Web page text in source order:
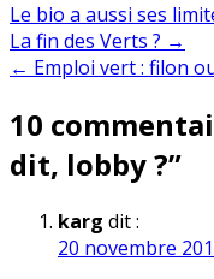
Le bio a aussi ses
Navigation
de
l’article
La fin des Verts ? →
← Emploi vert : filon
10
dit, lobby ?”
karg dit :
20 novembre